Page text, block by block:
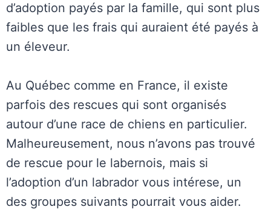
d’adoption payés par la famille, qui sont plus
faibles que les frais qui auraient été payés à
un éleveur.
Au Québec comme en France, il existe
parfois des rescues qui sont organisés
autour d’une race de chiens en particulier.
Malheureusement, nous n’avons pas trouvé
de rescue pour le labernois, mais si
l’adoption d’un labrador vous intérese, un
des groupes suivants pourrait vous aider.